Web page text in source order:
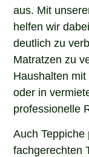
aus. Mit
helfen wir
deutlich zu
Matratzen zu
Haushalten
oder in
professionelle
Auch
fachgerechten